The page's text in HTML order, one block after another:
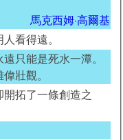
馬克西姆·高爾基
看得遠。
只能是死水一潭。
壯觀。
拓了一條創造之